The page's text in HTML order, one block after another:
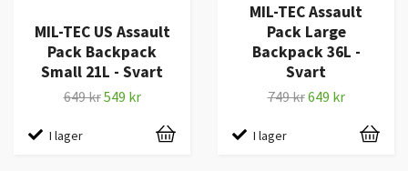
MIL-TEC US Assault
Pack Backpack
Small 21L - Svart
649 kr549 kr
I lager
MIL-TEC Assault
Pack Large
Backpack 36L -
Svart
749 kr649 kr
I lager